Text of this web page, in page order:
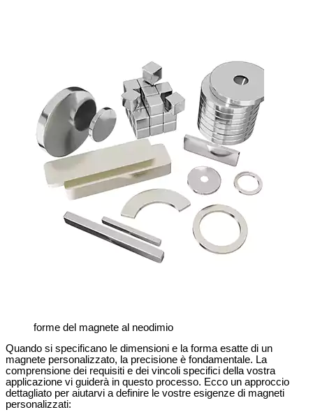
forme del magnete al neodimio
Quando si specificano le dimensioni e la forma esatte di un
magnete personalizzato, la precisione è fondamentale. La
comprensione dei requisiti e dei vincoli specifici della vostra
applicazione vi guiderà in questo processo. Ecco un approccio
dettagliato per aiutarvi a definire le vostre esigenze di magneti
personalizzati: